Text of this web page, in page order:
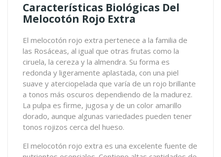
Características Biológicas Del
Melocotón Rojo Extra
El melocotón rojo extra pertenece a la familia de
las Rosáceas, al igual que otras frutas como la
ciruela, la cereza y la almendra. Su forma es
redonda y ligeramente aplastada, con una piel
suave y aterciopelada que varía de un rojo brillante
a tonos más oscuros dependiendo de la madurez.
La pulpa es firme, jugosa y de un color amarillo
dorado, aunque algunas variedades pueden tener
tonos rojizos cerca del hueso.
El melocotón rojo extra es una excelente fuente de